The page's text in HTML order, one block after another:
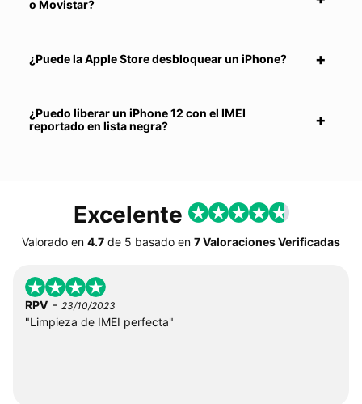
o Movistar?
¿Puede la Apple Store desbloquear un iPhone?
¿Puedo liberar un iPhone 12 con el IMEI
reportado en lista negra?
Excelente
Valorado en 4.7 de 5 basado en 7 Valoraciones Verificadas
RPV - 23/10/2023
"Limpieza de IMEI perfecta"